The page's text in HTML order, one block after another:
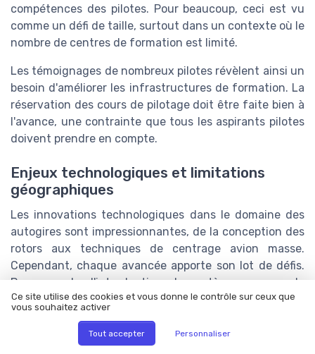
compétences des pilotes. Pour beaucoup, ceci est vu
comme un défi de taille, surtout dans un contexte où le
nombre de centres de formation est limité.
Les témoignages de nombreux pilotes révèlent ainsi un
besoin d'améliorer les infrastructures de formation. La
réservation des cours de pilotage doit être faite bien à
l'avance, une contrainte que tous les aspirants pilotes
doivent prendre en compte.
Enjeux technologiques et limitations
géographiques
Les innovations technologiques dans le domaine des
autogires sont impressionnantes, de la conception des
rotors aux techniques de centrage avion masse.
Cependant, chaque avancée apporte son lot de défis.
Par exemple, l'introduction de systèmes comme le
TCAS (Traffic Collision Avoidance System) ou l'EGPWS
autogires pourrait améliorer la sécurité, mais leur coût
Ce site utilise des cookies et vous donne le contrôle sur ceux que
vous souhaitez activer
Tout accepter Personnaliser